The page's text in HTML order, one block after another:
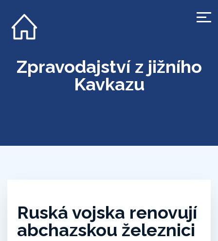
Zpravodajství z jižního
Kavkazu
Ruská vojska renovují
abchazskou železnici